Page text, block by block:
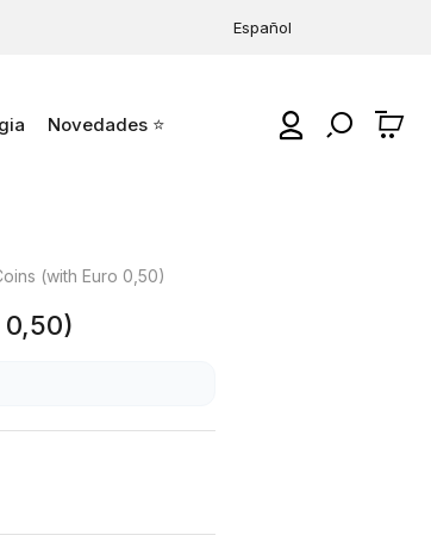
Español
Novedades ⭐
(with Euro 0,50)
0,50)